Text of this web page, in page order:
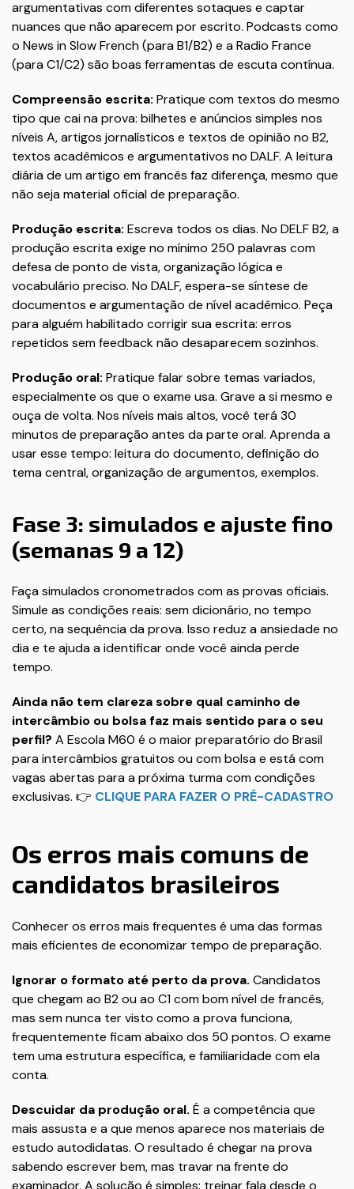
argumentativas com diferentes sotaques e captar
nuances que não aparecem por escrito. Podcasts como
o News in Slow French (para B1/B2) e a Radio France
(para C1/C2) são boas ferramentas de escuta contínua.
Compreensão escrita: Pratique com textos do mesmo
tipo que cai na prova: bilhetes e anúncios simples nos
níveis A, artigos jornalísticos e textos de opinião no B2,
textos acadêmicos e argumentativos no DALF. A leitura
diária de um artigo em francês faz diferença, mesmo que
não seja material oficial de preparação.
Produção escrita: Escreva todos os dias. No DELF B2, a
produção escrita exige no mínimo 250 palavras com
defesa de ponto de vista, organização lógica e
vocabulário preciso. No DALF, espera-se síntese de
documentos e argumentação de nível acadêmico. Peça
para alguém habilitado corrigir sua escrita: erros
repetidos sem feedback não desaparecem sozinhos.
Produção oral: Pratique falar sobre temas variados,
especialmente os que o exame usa. Grave a si mesmo e
ouça de volta. Nos níveis mais altos, você terá 30
minutos de preparação antes da parte oral. Aprenda a
usar esse tempo: leitura do documento, definição do
tema central, organização de argumentos, exemplos.
Fase 3: simulados e ajuste fino
(semanas 9 a 12)
Faça simulados cronometrados com as provas oficiais.
Simule as condições reais: sem dicionário, no tempo
certo, na sequência da prova. Isso reduz a ansiedade no
dia e te ajuda a identificar onde você ainda perde
tempo.
Ainda não tem clareza sobre qual caminho de
intercâmbio ou bolsa faz mais sentido para o seu
perfil? A Escola M60 é o maior preparatório do Brasil
para intercâmbios gratuitos ou com bolsa e está com
vagas abertas para a próxima turma com condições
exclusivas. 👉 CLIQUE PARA FAZER O PRÉ-CADASTRO
Os erros mais comuns de
candidatos brasileiros
Conhecer os erros mais frequentes é uma das formas
mais eficientes de economizar tempo de preparação.
Ignorar o formato até perto da prova. Candidatos
que chegam ao B2 ou ao C1 com bom nível de francês,
mas sem nunca ter visto como a prova funciona,
frequentemente ficam abaixo dos 50 pontos. O exame
tem uma estrutura específica, e familiaridade com ela
conta.
Descuidar da produção oral. É a competência que
mais assusta e a que menos aparece nos materiais de
estudo autodidatas. O resultado é chegar na prova
sabendo escrever bem, mas travar na frente do
examinador. A solução é simples: treinar fala desde o